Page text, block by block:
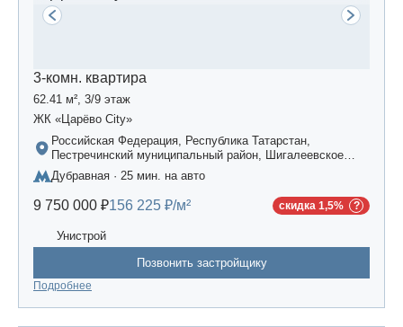
3-комн. квартира
62.41 м², 3/9 этаж
ЖК «Царёво City»
Российская Федерация, Республика Татарстан,
Пестречинский муниципальный район, Шигалеевское
сельское поселение, жилой комплекс «Усадьба
Царево-2», дом 3
Дубравная · 25 мин. на авто
9 750 000 ₽156 225 ₽/м² скидка 1,5%
Унистрой
Позвонить застройщику
Подробнее